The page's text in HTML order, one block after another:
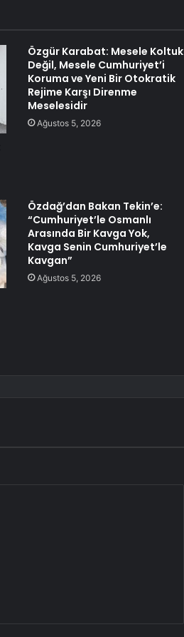
Özgür Karabat: Mesele Koltuk
Değil, Mesele Cumhuriyet’i
Koruma ve Yeni Bir Otokratik
Rejime Karşı Direnme
Meselesidir
Ağustos 5, 2026
Özdağ’dan Bakan Tekin’e:
“Cumhuriyet’le Osmanlı
Arasında Bir Kavga Yok,
Kavga Senin Cumhuriyet’le
Kavgan”
Ağustos 5, 2026